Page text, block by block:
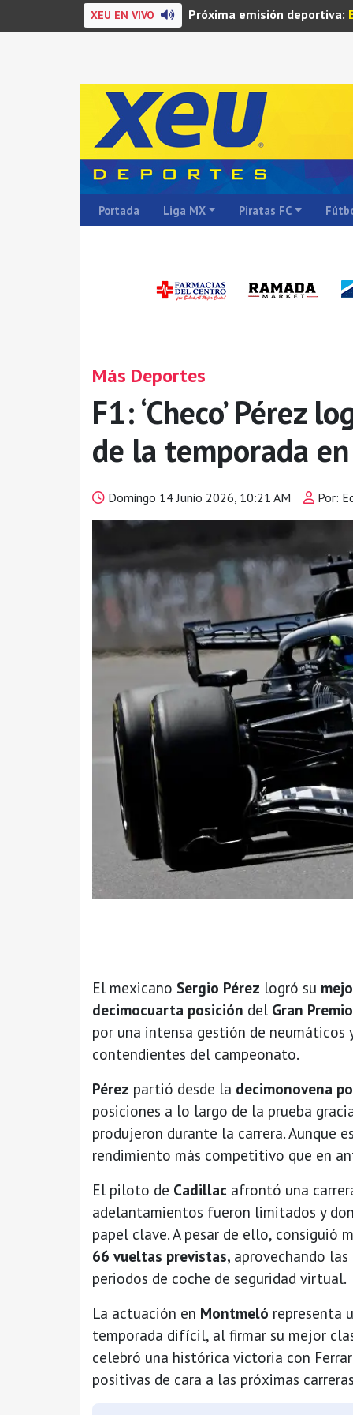
XEU EN VIVO Próxima emisión deportiva:
Portada Liga MX Piratas FC
Más Deportes
F1: ‘Checo’ Pérez
de la temporada
Domingo 14 Junio 2026, 10:21 AM Por:
El mexicano Sergio Pérez logró su
decimocuarta posición del Gran
por una intensa gestión de
contendientes del campeonato.
Pérez partió desde la decimonovena
posiciones a lo largo de la prueba
produjeron durante la carrera. Aunque
rendimiento más competitivo que en
El piloto de Cadillac afrontó una
adelantamientos fueron limitados y
papel clave. A pesar de ello, consiguió
66 vueltas previstas, aprovechando
periodos de coche de seguridad virtual.
La actuación en Montmeló representa
temporada difícil, al firmar su mejor
celebró una histórica victoria con
positivas de cara a las próximas